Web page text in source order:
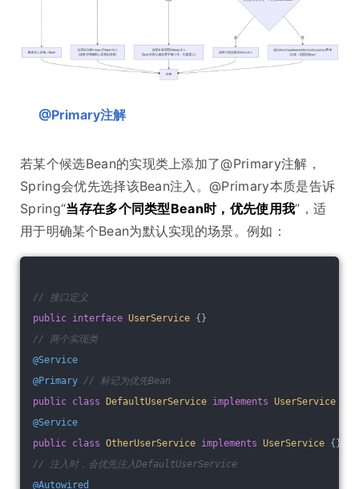
@Primary注解
若某个候选Bean的实现类上添加了@Primary注解，
Spring会优先选择该Bean注入。@Primary本质是告诉
Spring“当存在多个同类型Bean时，优先使用我”，适
用于明确某个Bean为默认实现的场景。例如：
// 接口定义
public interface UserService {}
// 两个实现类
@Service
@Primary // 标记为优先Bean
public class DefaultUserService implements UserService
@Service
public class OtherUserService implements UserService {}
// 注入时，会优先注入DefaultUserService
@Autowired